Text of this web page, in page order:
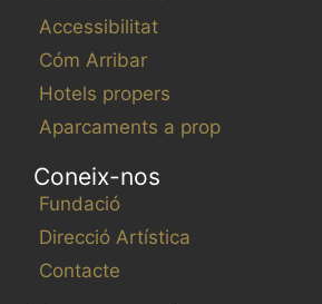
Accessibilitat
Cóm Arribar
Hotels propers
Aparcaments a prop
Coneix-nos
Fundació
Direcció Artística
Contacte